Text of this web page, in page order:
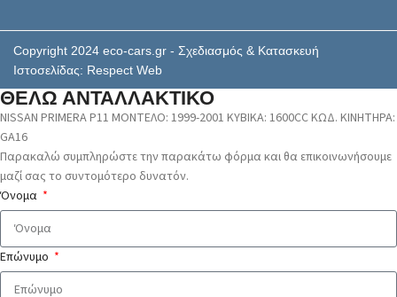
Copyright 2024 eco-cars.gr - Σχεδιασμός & Κατασκευή
Ιστοσελίδας: Respect Web
ΘΕΛΩ ΑΝΤΑΛΛΑΚΤΙΚΟ
NISSAN PRIMERA P11 ΜΟΝΤΕΛΟ: 1999-2001 ΚΥΒΙΚΑ: 1600CC ΚΩΔ. ΚΙΝΗΤΗΡΑ:
GA16
Παρακαλώ συμπληρώστε την παρακάτω φόρμα και θα επικοινωνήσουμε
μαζί σας το συντομότερο δυνατόν.
Όνομα
Επώνυμο